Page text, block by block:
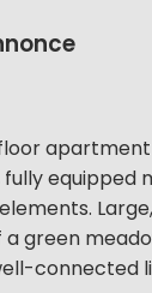
equipped
green
connected